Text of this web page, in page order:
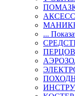
...